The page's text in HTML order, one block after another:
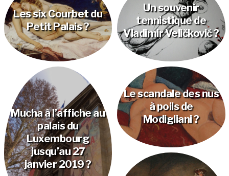
Les six Courbet du
Petit Palais ?
Un souvenir
tennistique de
Vladimir Veličković ?
Mucha à l’affiche au
palais du
Luxembourg
jusqu’au 27
janvier 2019 ?
Le scandale des nus
à poils de
Modigliani ?